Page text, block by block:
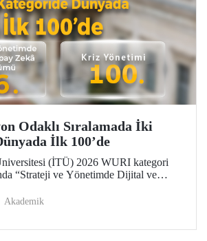
Odaklı Sıralamada İki
İlk 100’de
(İTÜ) 2026 WURI kategori
“Strateji ve Yönetimde Dijital ve
Akademik